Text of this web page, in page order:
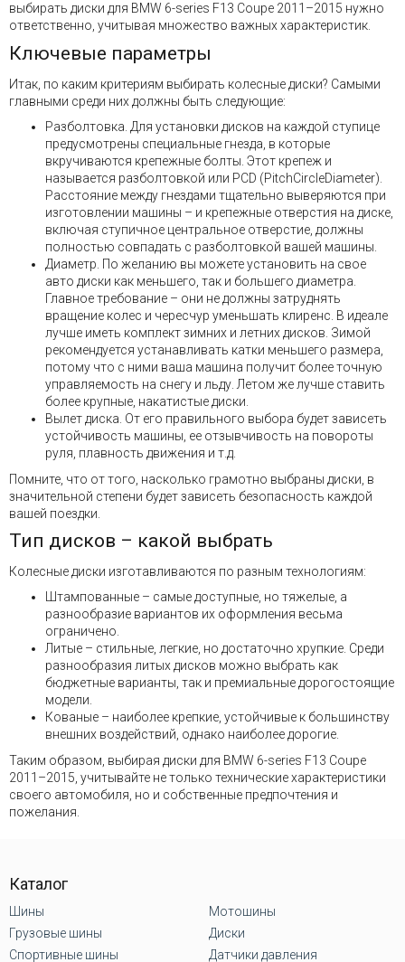
выбирать диски для BMW 6-series F13 Coupe 2011–2015 нужно
ответственно, учитывая множество важных характеристик.
Ключевые параметры
Итак, по каким критериям выбирать колесные диски? Самыми
главными среди них должны быть следующие:
Разболтовка. Для установки дисков на каждой ступице
предусмотрены специальные гнезда, в которые
вкручиваются крепежные болты. Этот крепеж и
называется разболтовкой или PCD (PitchCircleDiameter).
Расстояние между гнездами тщательно выверяются при
изготовлении машины – и крепежные отверстия на диске,
включая ступичное центральное отверстие, должны
полностью совпадать с разболтовкой вашей машины.
Диаметр. По желанию вы можете установить на свое
авто диски как меньшего, так и большего диаметра.
Главное требование – они не должны затруднять
вращение колес и чересчур уменьшать клиренс. В идеале
лучше иметь комплект зимних и летних дисков. Зимой
рекомендуется устанавливать катки меньшего размера,
потому что с ними ваша машина получит более точную
управляемость на снегу и льду. Летом же лучше ставить
более крупные, накатистые диски.
Вылет диска. От его правильного выбора будет зависеть
устойчивость машины, ее отзывчивость на повороты
руля, плавность движения и т.д.
Помните, что от того, насколько грамотно выбраны диски, в
значительной степени будет зависеть безопасность каждой
вашей поездки.
Тип дисков – какой выбрать
Колесные диски изготавливаются по разным технологиям:
Штампованные – самые доступные, но тяжелые, а
разнообразие вариантов их оформления весьма
ограничено.
Литые – стильные, легкие, но достаточно хрупкие. Среди
разнообразия литых дисков можно выбрать как
бюджетные варианты, так и премиальные дорогостоящие
модели.
Кованые – наиболее крепкие, устойчивые к большинству
внешних воздействий, однако наиболее дорогие.
Таким образом, выбирая диски для BMW 6-series F13 Coupe
2011–2015, учитывайте не только технические характеристики
своего автомобиля, но и собственные предпочтения и
пожелания.
Каталог
Шины
Грузовые шины
Спортивные шины
Мотошины
Диски
Датчики давления